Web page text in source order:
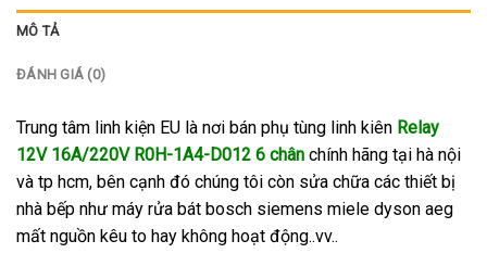
MÔ TẢ
ĐÁNH GIÁ (0)
Trung tâm linh kiện EU là nơi bán phụ tùng linh kiên Relay
12V 16A/220V R0H-1A4-D012 6 chân chính hãng tại hà nội
và tp hcm, bên cạnh đó chúng tôi còn sửa chữa các thiết bị
nhà bếp như máy rửa bát bosch siemens miele dyson aeg
mất nguồn kêu to hay không hoạt động..vv..